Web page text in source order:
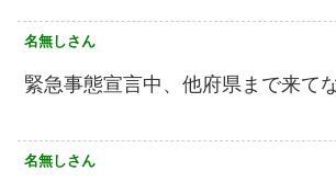
名無しさん
緊急事態宣言中、他府県まで来て
名無しさん